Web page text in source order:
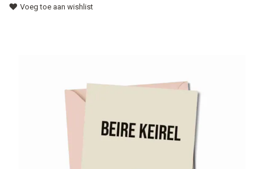
Juwelen & Accessoires
Cadeaubon
Voeg toe aan wishlist